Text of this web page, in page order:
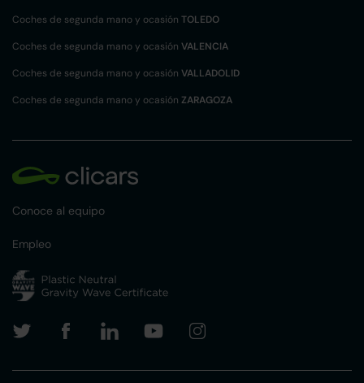
Coches de segunda mano y ocasión TOLEDO
Coches de segunda mano y ocasión VALENCIA
Coches de segunda mano y ocasión VALLADOLID
Coches de segunda mano y ocasión ZARAGOZA
Conoce al equipo
Empleo